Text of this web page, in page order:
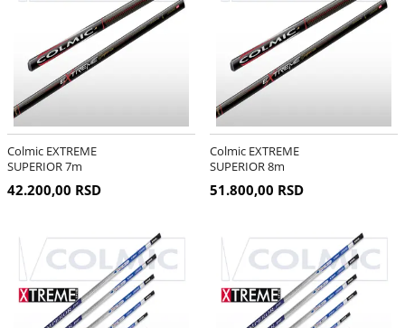
Colmic EXTREME
SUPERIOR 7m
42.200,00 RSD
Colmic EXTREME
SUPERIOR 8m
51.800,00 RSD